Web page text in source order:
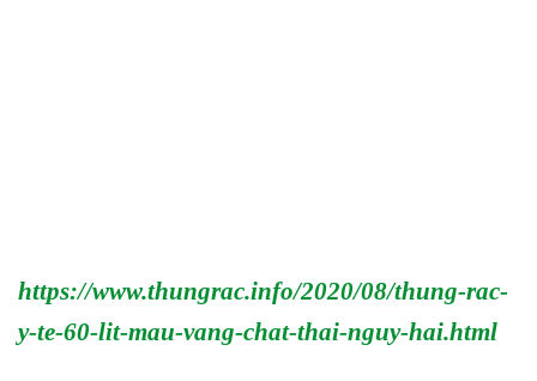
https://www.thungrac.info/2020/08/thung-rac-
y-te-60-lit-mau-vang-chat-thai-nguy-hai.html